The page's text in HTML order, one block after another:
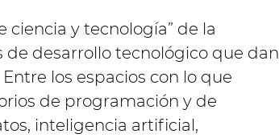
ciencia y tecnología” de la
de desarrollo tecnológico que dan
los espacios con lo que
de programación y de
inteligencia artificial,